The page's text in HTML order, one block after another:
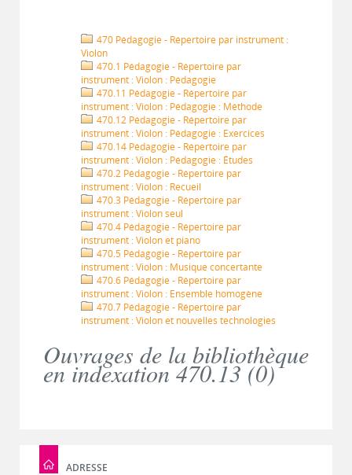
470 Pédagogie - Répertoire par instrument :
Violon
470.1 Pédagogie - Répertoire par
instrument : Violon : Pédagogie
470.11 Pédagogie - Répertoire par
instrument : Violon : Pédagogie : Méthode
470.12 Pédagogie - Répertoire par
instrument : Violon : Pédagogie : Exercices
470.14 Pédagogie - Répertoire par
instrument : Violon : Pédagogie : Études
470.2 Pédagogie - Répertoire par
instrument : Violon : Recueil
470.3 Pédagogie - Répertoire par
instrument : Violon seul
470.4 Pédagogie - Répertoire par
instrument : Violon et piano
470.5 Pédagogie - Répertoire par
instrument : Violon : Musique concertante
470.6 Pédagogie - Répertoire par
instrument : Violon : Ensemble homogène
470.7 Pédagogie - Répertoire par
instrument : Violon et nouvelles technologies
Ouvrages de la bibliothèque
en indexation 470.13 (0)
ADRESSE